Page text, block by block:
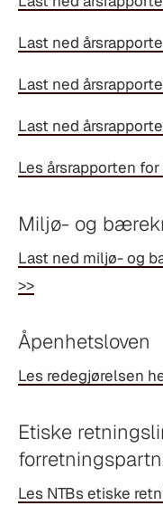
Last ned
Last ned
Last ned
Les årsrapporten
Miljø- og
Last ned miljø- og
>>
Åpenhetsloven
Les redegjørelsen
Etiske
Les NTBs etiske